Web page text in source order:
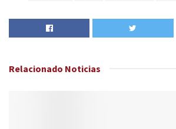
Relacionado Noticias